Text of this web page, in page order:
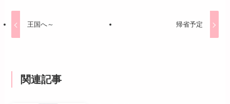
王国へ～ 帰省予定
関連記事